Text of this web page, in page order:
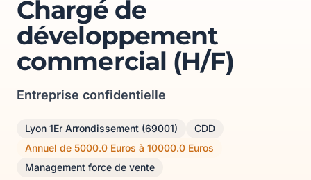
Chargé de
développement
commercial (H/F)
Entreprise confidentielle
Lyon 1Er Arrondissement (69001)
CDD
Annuel de 5000.0 Euros à 10000.0 Euros
Management force de vente